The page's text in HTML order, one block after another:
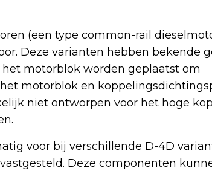
(een type common-rail
Deze varianten hebben bekende
motorblok worden geplaatst om
motorblok en
niet ontworpen voor het hoge
voor bij verschillende D-4D
Deze componenten